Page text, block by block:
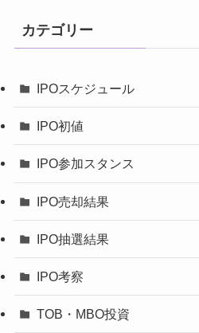
カテゴリー
IPOスケジュール
IPO初値
IPO参加スタンス
IPO売却結果
IPO抽選結果
IPO考察
TOB・MBO投資